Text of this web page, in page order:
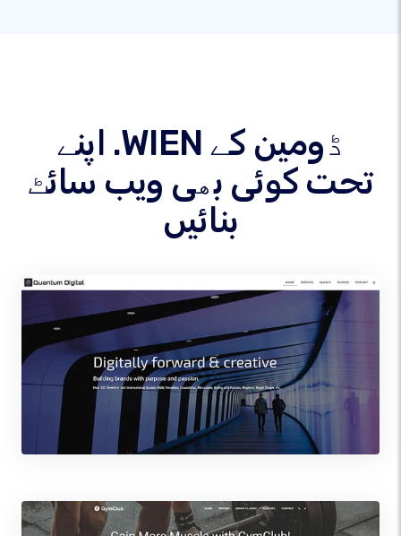
اپنے .WIEN ڈومین کے
تحت کوئی بھی ویب سائٹ
بنائیں